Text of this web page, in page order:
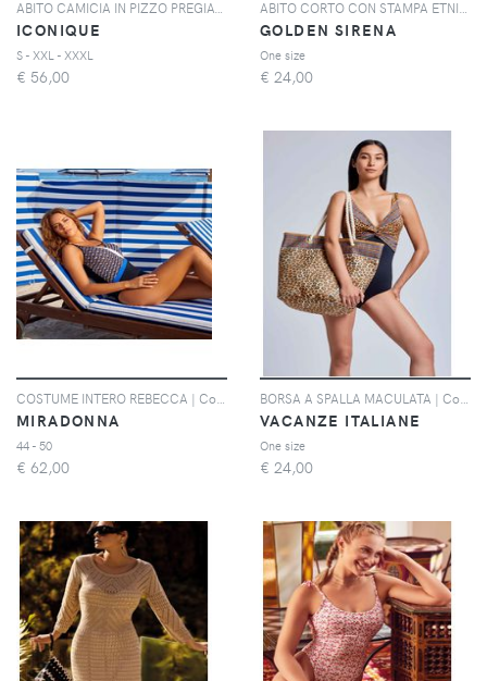
ICONIQUE
S - XXL - XXXL
€ 56,00
GOLDEN SIRENA
One size
€ 24,00
MIRADONNA
44 - 50
€ 62,00
VACANZE ITALIANE
One size
€ 24,00